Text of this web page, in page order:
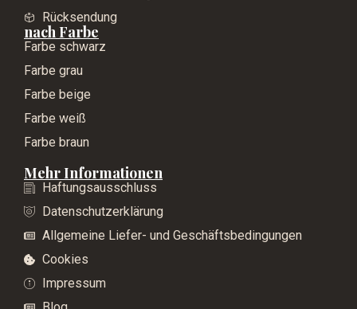
Rücksendung
nach Farbe
Farbe schwarz
Farbe grau
Farbe beige
Farbe weiß
Farbe braun
Mehr Informationen
Haftungsausschluss
Datenschutzerklärung
Allgemeine Liefer- und Geschäftsbedingungen
Cookies
Impressum